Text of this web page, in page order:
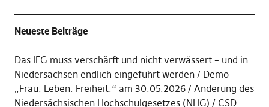
Neueste Beiträge
Das IFG muss verschärft und nicht verwässert – und in
Niedersachsen endlich eingeführt werden
Demo
„Frau. Leben. Freiheit.“ am 30.05.2026
Änderung des
Niedersächsischen Hochschulgesetzes (NHG)
CSD